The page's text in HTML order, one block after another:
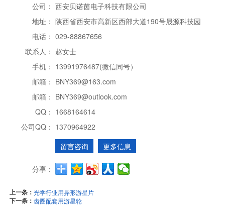
公司： 西安贝诺茵电子科技有限公司
地址： 陕西省西安市高新区西部大道190号晟源科技园
电话： 029-88867656
联系人： 赵女士
手机： 13991976487(微信同号）
邮箱： BNY369@163.com
邮箱： BNY369@outlook.com
QQ： 1668164614
公司QQ： 1370964922
留言咨询
更多信息
分享：
上一条：光学行业用异形游星片
下一条：齿圈配套用游星轮